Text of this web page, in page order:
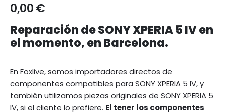
0,00 €
Reparación de SONY XPERIA 5 IV en
el momento, en Barcelona.
En Foxlive, somos importadores directos de
componentes compatibles para SONY XPERIA 5 IV, y
también utilizamos piezas originales de SONY XPERIA 5
IV, si el cliente lo prefiere. El tener los componentes